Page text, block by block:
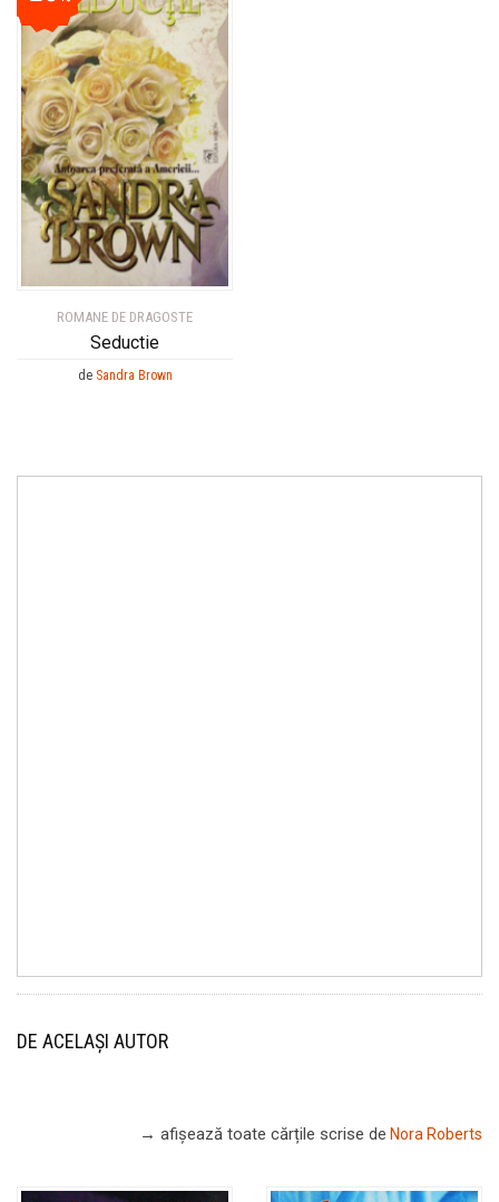
ROMANE DE DRAGOSTE
Seductie
de Sandra Brown
DE ACELAȘI AUTOR
→ afișează toate cărțile scrise de Nora Roberts